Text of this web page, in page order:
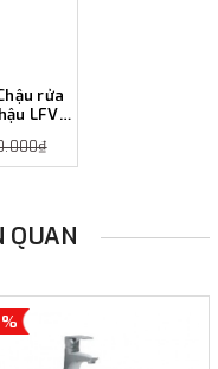
rửa
LFV-
QUAN